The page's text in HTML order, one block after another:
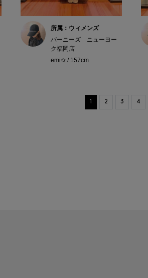
所属：ウィメンズ
バーニーズ ニューヨー
ク福岡店
emi✩ / 157cm
1 2 3 4